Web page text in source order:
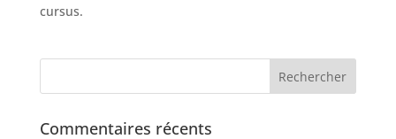
cursus.
Commentaires récents